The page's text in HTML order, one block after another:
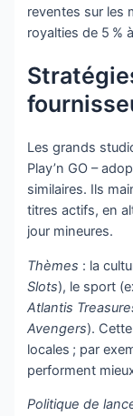
reventes sur les
royalties de 5 %
Les grands
Play’n GO –
similaires. Ils
titres actifs, en
jour mineures.
Thèmes : la
Slots), le sport
Atlantis
Avengers).
locales ; par
performent
Politique de